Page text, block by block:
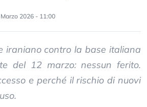
2026 - 11:00
iraniano contro la base italiana
del 12 marzo: nessun ferito.
e perché il rischio di nuovi